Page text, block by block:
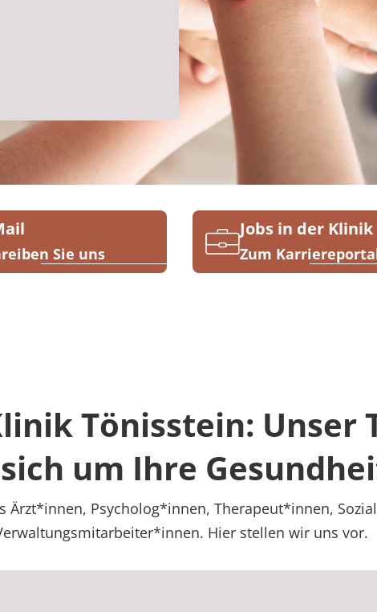
Sie uns
Jobs in der Klinik
Zum
Tönisstein: Unser
um Ihre
Ärzt*innen, Psycholog*innen, Therapeut*innen,
Hier stellen wir uns vor.